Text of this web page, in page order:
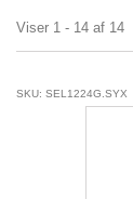
Viser 1 - 14 af 14
SKU: SEL1224G.SYX